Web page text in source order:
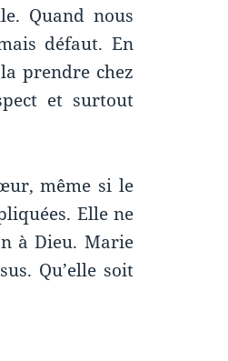
Quand nous
défaut. En
prendre chez
et surtout
même si le
Elle ne
à Dieu. Marie
Qu’elle soit